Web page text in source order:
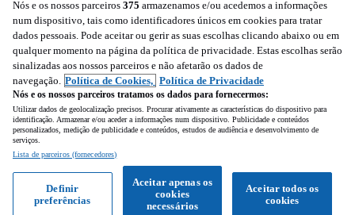
Ligar WhatsApp
Experimenta a aplicação
Nós e os nossos parceiros 375 armazenamos e/ou acedemos a informações
num dispositivo, tais como identificadores únicos em cookies para tratar
dados pessoais. Pode aceitar ou gerir as suas escolhas clicando abaixo ou em
qualquer momento na página da política de privacidade. Estas escolhas serão
sinalizadas aos nossos parceiros e não afetarão os dados de
navegação. Política de Cookies, Política de Privacidade
Nós e os nossos parceiros tratamos os dados para fornecermos:
Utilizar dados de geolocalização precisos. Procurar ativamente as características do dispositivo para
identificação. Armazenar e/ou aceder a informações num dispositivo. Publicidade e conteúdos
personalizados, medição de publicidade e conteúdos, estudos de audiência e desenvolvimento de
serviços.
Lista de parceiros (fornecedores)
Aceitar todos os
cookies
Aceitar apenas os
cookies
necessários
Definir
preferências